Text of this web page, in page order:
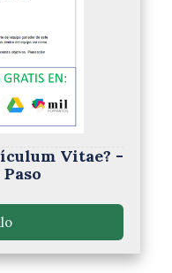
Vitae? -